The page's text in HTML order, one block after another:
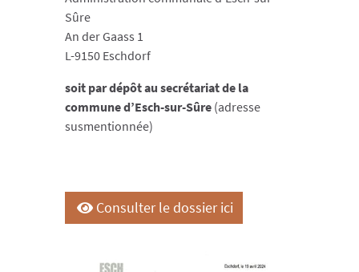
Sûre
An der Gaass 1
L-9150 Eschdorf
soit par dépôt au secrétariat de la
commune d’Esch-sur-Sûre(adresse
susmentionnée)
Consulter le dossier ici